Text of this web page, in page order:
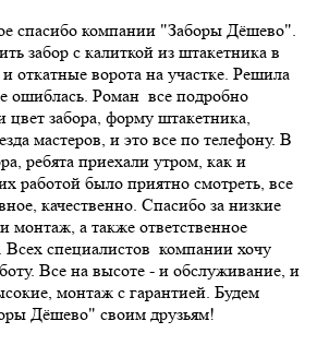
спасибо компании "Заборы Дёшево".
забор с калиткой из штакетника в
откатные ворота на участке. Решила
ошиблась. Роман все подробно
цвет забора, форму штакетника,
мастеров, и это все по телефону. В
ребята приехали утром, как и
работой было приятно смотреть, все
качественно. Спасибо за низкие
монтаж, а также ответственное
специалистов компании хочу
Все на высоте - и обслуживание, и
монтаж с гарантией. Будем
Дёшево" своим друзьям!